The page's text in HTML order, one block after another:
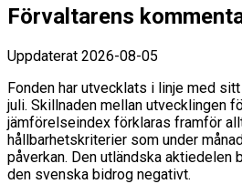
Förvaltarens
Uppdaterat 2026-08-05
Fonden har utvecklats i linje med
juli. Skillnaden mellan utvecklingen
jämförelseindex förklaras framför
hållbarhetskriterier som under
påverkan. Den utländska aktiedelen
den svenska bidrog negativt.